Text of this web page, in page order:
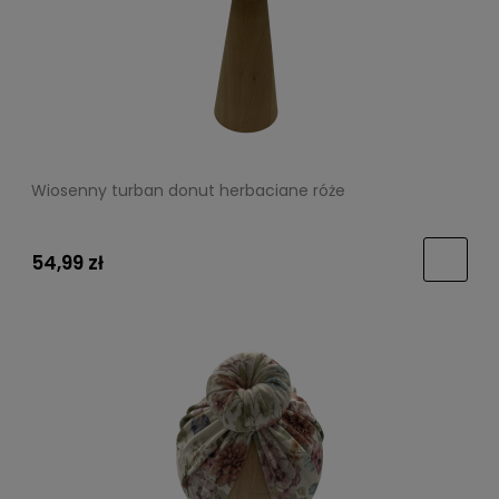
Wiosenny turban donut herbaciane róże
54,99 zł